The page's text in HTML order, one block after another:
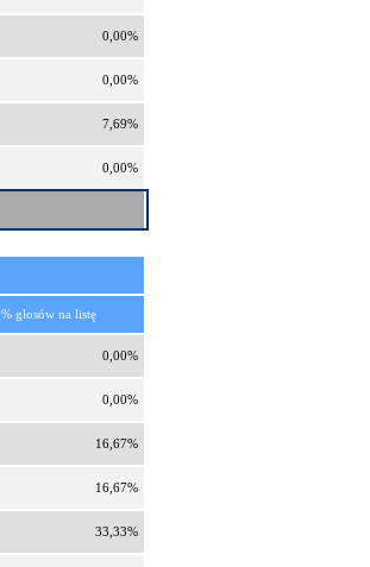
0,00%
0,00%
7,69%
0,00%
% głosów na listę
0,00%
0,00%
16,67%
16,67%
33,33%